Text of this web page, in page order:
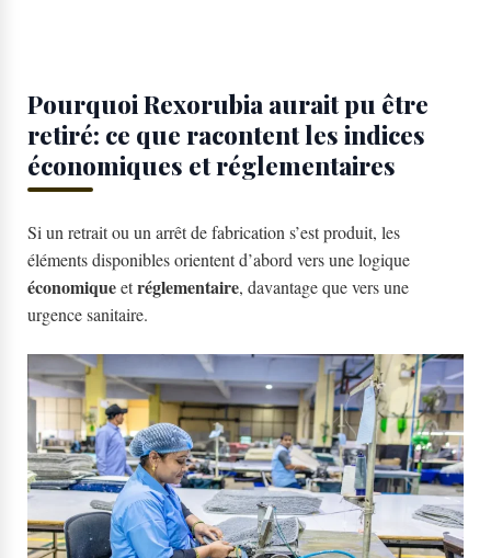
Pourquoi Rexorubia aurait pu être
retiré: ce que racontent les indices
économiques et réglementaires
Si un retrait ou un arrêt de fabrication s’est produit, les
éléments disponibles orientent d’abord vers une logique
économiqueetréglementaire, davantage que vers une
urgence sanitaire.